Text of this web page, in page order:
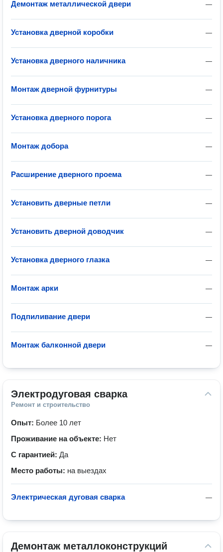
—
Демонтаж металлической двери
—
Установка дверной коробки
—
Установка дверного наличника
—
Монтаж дверной фурнитуры
—
Установка дверного порога
—
Монтаж добора
—
Расширение дверного проема
—
Установить дверные петли
—
Установить дверной доводчик
—
Установка дверного глазка
—
Монтаж арки
—
Подпиливание двери
—
Монтаж балконной двери
Электродуговая сварка
Ремонт и строительство
Опыт: Более 10 лет
Проживание на объекте: Нет
С гарантией: Да
Место работы: на выездах
—
Электрическая дуговая сварка
Демонтаж металлоконструкций